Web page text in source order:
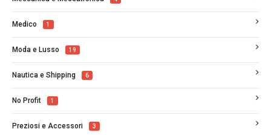
Medico 1
Moda e Lusso 19
Nautica e Shipping 6
No Profit 1
Preziosi e Accessori 3